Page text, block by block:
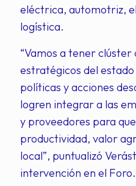
eléctrica, automotriz,
logística.
“Vamos a tener clúster
estratégicos del
políticas y acciones
logren integrar a las
y proveedores para
productividad, valor
local”, puntualizó
intervención en el Foro.